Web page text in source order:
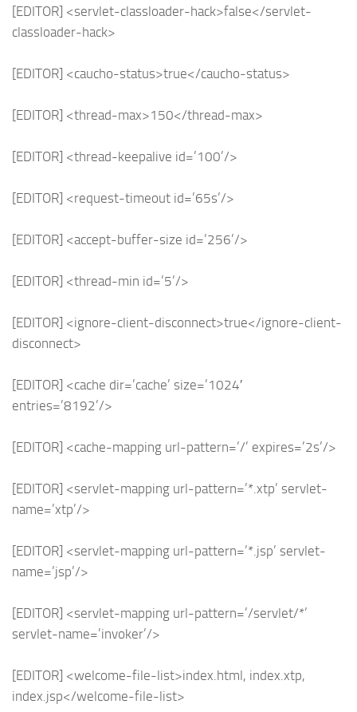
[EDITOR] <servlet-classloader-hack>false</servlet-
classloader-hack>
[EDITOR] <caucho-status>true</caucho-status>
[EDITOR] <thread-max>150</thread-max>
[EDITOR] <thread-keepalive id=’100’/>
[EDITOR] <request-timeout id=’65s’/>
[EDITOR] <accept-buffer-size id=’256’/>
[EDITOR] <thread-min id=’5’/>
[EDITOR] <ignore-client-disconnect>true</ignore-client-
disconnect>
[EDITOR] <cache dir=’cache’ size=’1024′
entries=’8192’/>
[EDITOR] <cache-mapping url-pattern=’/’ expires=’2s’/>
[EDITOR] <servlet-mapping url-pattern=’*.xtp’ servlet-
name=’xtp’/>
[EDITOR] <servlet-mapping url-pattern=’*.jsp’ servlet-
name=’jsp’/>
[EDITOR] <servlet-mapping url-pattern=’/servlet/*’
servlet-name=’invoker’/>
[EDITOR] <welcome-file-list>index.html, index.xtp,
index.jsp</welcome-file-list>